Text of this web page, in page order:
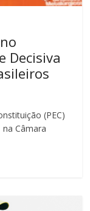
Decisiva
(PEC)
Câmara